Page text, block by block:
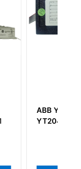
YPK111A
HH